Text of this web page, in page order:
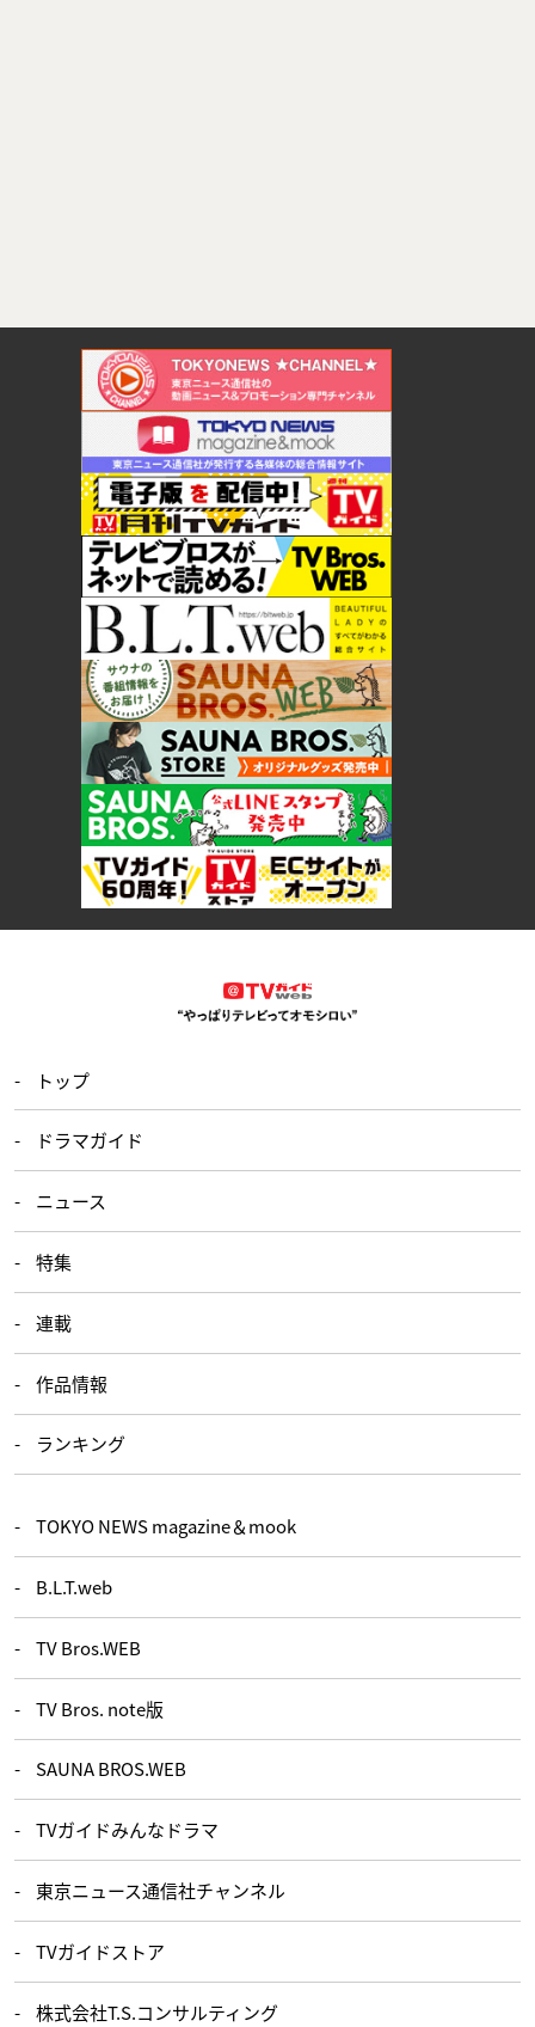
トップ
ドラマガイド
ニュース
特集
連載
作品情報
ランキング
TOKYO NEWS magazine＆mook
B.L.T.web
TV Bros.WEB
TV Bros. note版
SAUNA BROS.WEB
TVガイドみんなドラマ
東京ニュース通信社チャンネル
TVガイドストア
株式会社T.S.コンサルティング